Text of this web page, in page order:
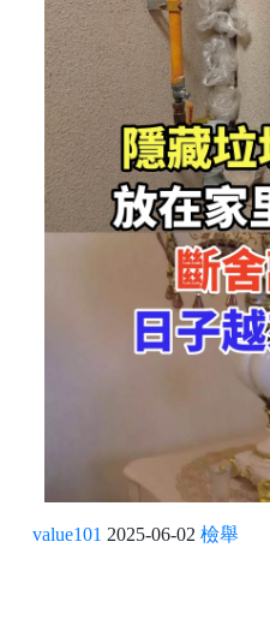
value101 2025-06-02 檢舉